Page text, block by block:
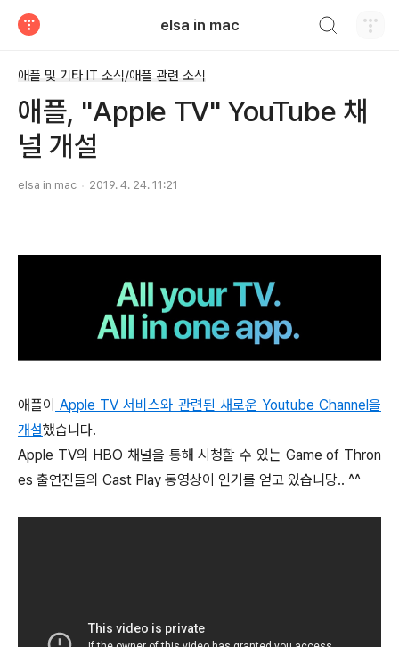
elsa in mac
애플 및 기타 IT 소식/애플 관련 소식
애플, "Apple TV" YouTube 채
널 개설
elsa in mac 2019. 4. 24. 11:21
애플이 Apple TV 서비스와 관련된 새로운 Youtube Channel을
개설했습니다.
Apple TV의 HBO 채널을 통해 시청할 수 있는 Game of Thron
es 출연진들의 Cast Play 동영상이 인기를 얻고 있습니당.. ^^